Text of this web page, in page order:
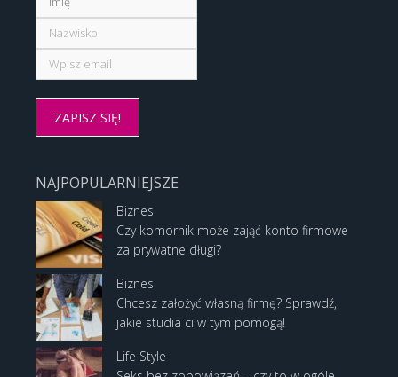
NAJPOPULARNIEJSZE
Biznes
Czy komornik może zająć konto firmowe
za prywatne długi?
Biznes
Chcesz założyć własną firmę? Sprawdź,
jakie studia ci w tym pomogą!
Life Style